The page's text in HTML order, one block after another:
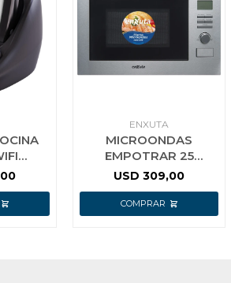
ENXUTA
MICROONDAS
EMPOTRAR 25
LITROS DIGITAL INOX
USD 309,00